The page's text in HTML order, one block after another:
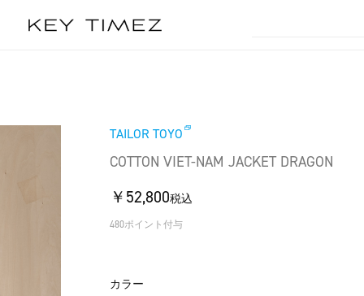
TAILOR TOYO
COTTON VIET-NAM JACKET DRAGON
￥52,800税込
480ポイント付与
カラー